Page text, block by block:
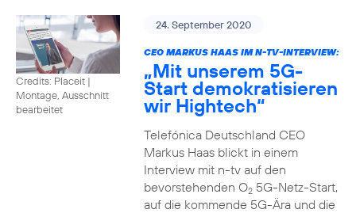
Credits: Placeit |
Montage, Ausschnitt
bearbeitet
24. September 2020
CEO MARKUS HAAS IM N-TV-INTERVIEW:
„Mit unserem 5G-
Start demokratisieren
wir Hightech“
Telefónica Deutschland CEO
Markus Haas blickt in einem
Interview mit n-tv auf den
bevorstehenden O25G-Netz-Start,
auf die kommende 5G-Ära und die